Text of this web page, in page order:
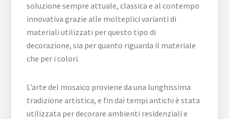
soluzione sempre attuale, classica e al contempo
innovativa grazie alle molteplici varianti di
materiali utilizzati per questo tipo di
decorazione, sia per quanto riguarda il materiale
che per i colori.
L’arte del mosaico proviene da una lunghissima
tradizione artistica, e fin dai tempi antichi è stata
utilizzata per decorare ambienti residenziali e